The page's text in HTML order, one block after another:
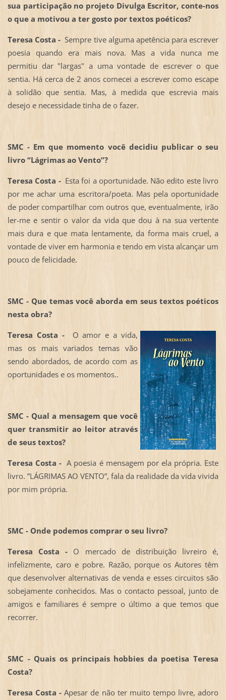
sua participação no projeto Divulga Escritor, conte-nos
o que a motivou a ter gosto por textos poéticos?
Teresa Costa - Sempre tive alguma apetência para escrever
poesia quando era mais nova. Mas a vida nunca me
permitiu dar "largas" a uma vontade de escrever o que
sentia. Há cerca de 2 anos comecei a escrever como escape
à solidão que sentia. Mas, à medida que escrevia mais
desejo e necessidade tinha de o fazer.
SMC - Em que momento você decidiu publicar o seu
livro “Lágrimas ao Vento”?
Teresa Costa -Esta foi a oportunidade. Não edito este livro
por me achar uma escritora/poeta. Mas pela oportunidade
de poder compartilhar com outros que, eventualmente, irão
ler-me e sentir o valor da vida que dou à na sua vertente
mais dura e que mata lentamente, da forma mais cruel, a
vontade de viver em harmonia e tendo em vista alcançar um
pouco de felicidade.
SMC - Que temas você aborda em seus textos poéticos
nesta obra?
Teresa Costa -O amor e a vida,
mas os mais variados temas vão
sendo abordados, de acordo com as
oportunidades e os momentos..
SMC - Qual a mensagem que você
quer transmitir ao leitor através
de seus textos?
Teresa Costa -A poesia é mensagem por ela própria. Este
livro. ”LÁGRIMAS AO VENTO”, fala da realidade da vida vivida
por mim própria.
SMC - Onde podemos comprar o seu livro?
Teresa Costa - O mercado de distribuição livreiro é,
infelizmente, caro e pobre. Razão, porque os Autores têm
que desenvolver alternativas de venda e esses circuitos são
sobejamente conhecidos. Mas o contacto pessoal, junto de
amigos e familiares é sempre o último a que temos que
recorrer.
SMC - Quais os principais hobbies da poetisa Teresa
Costa?
Teresa Costa - Apesar de não ter muito tempo livre, adoro